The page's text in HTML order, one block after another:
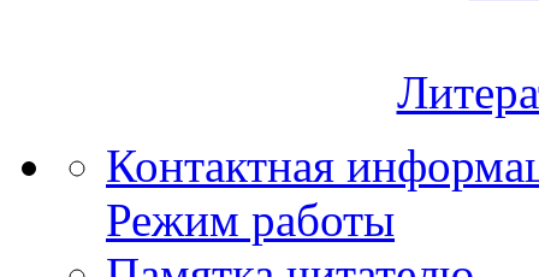
Контактная
Режим работы